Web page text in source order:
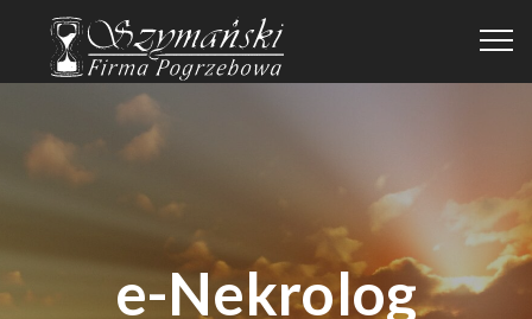
e-Nekrolog